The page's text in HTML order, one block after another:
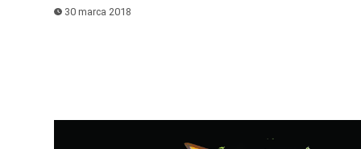
30 marca 2018